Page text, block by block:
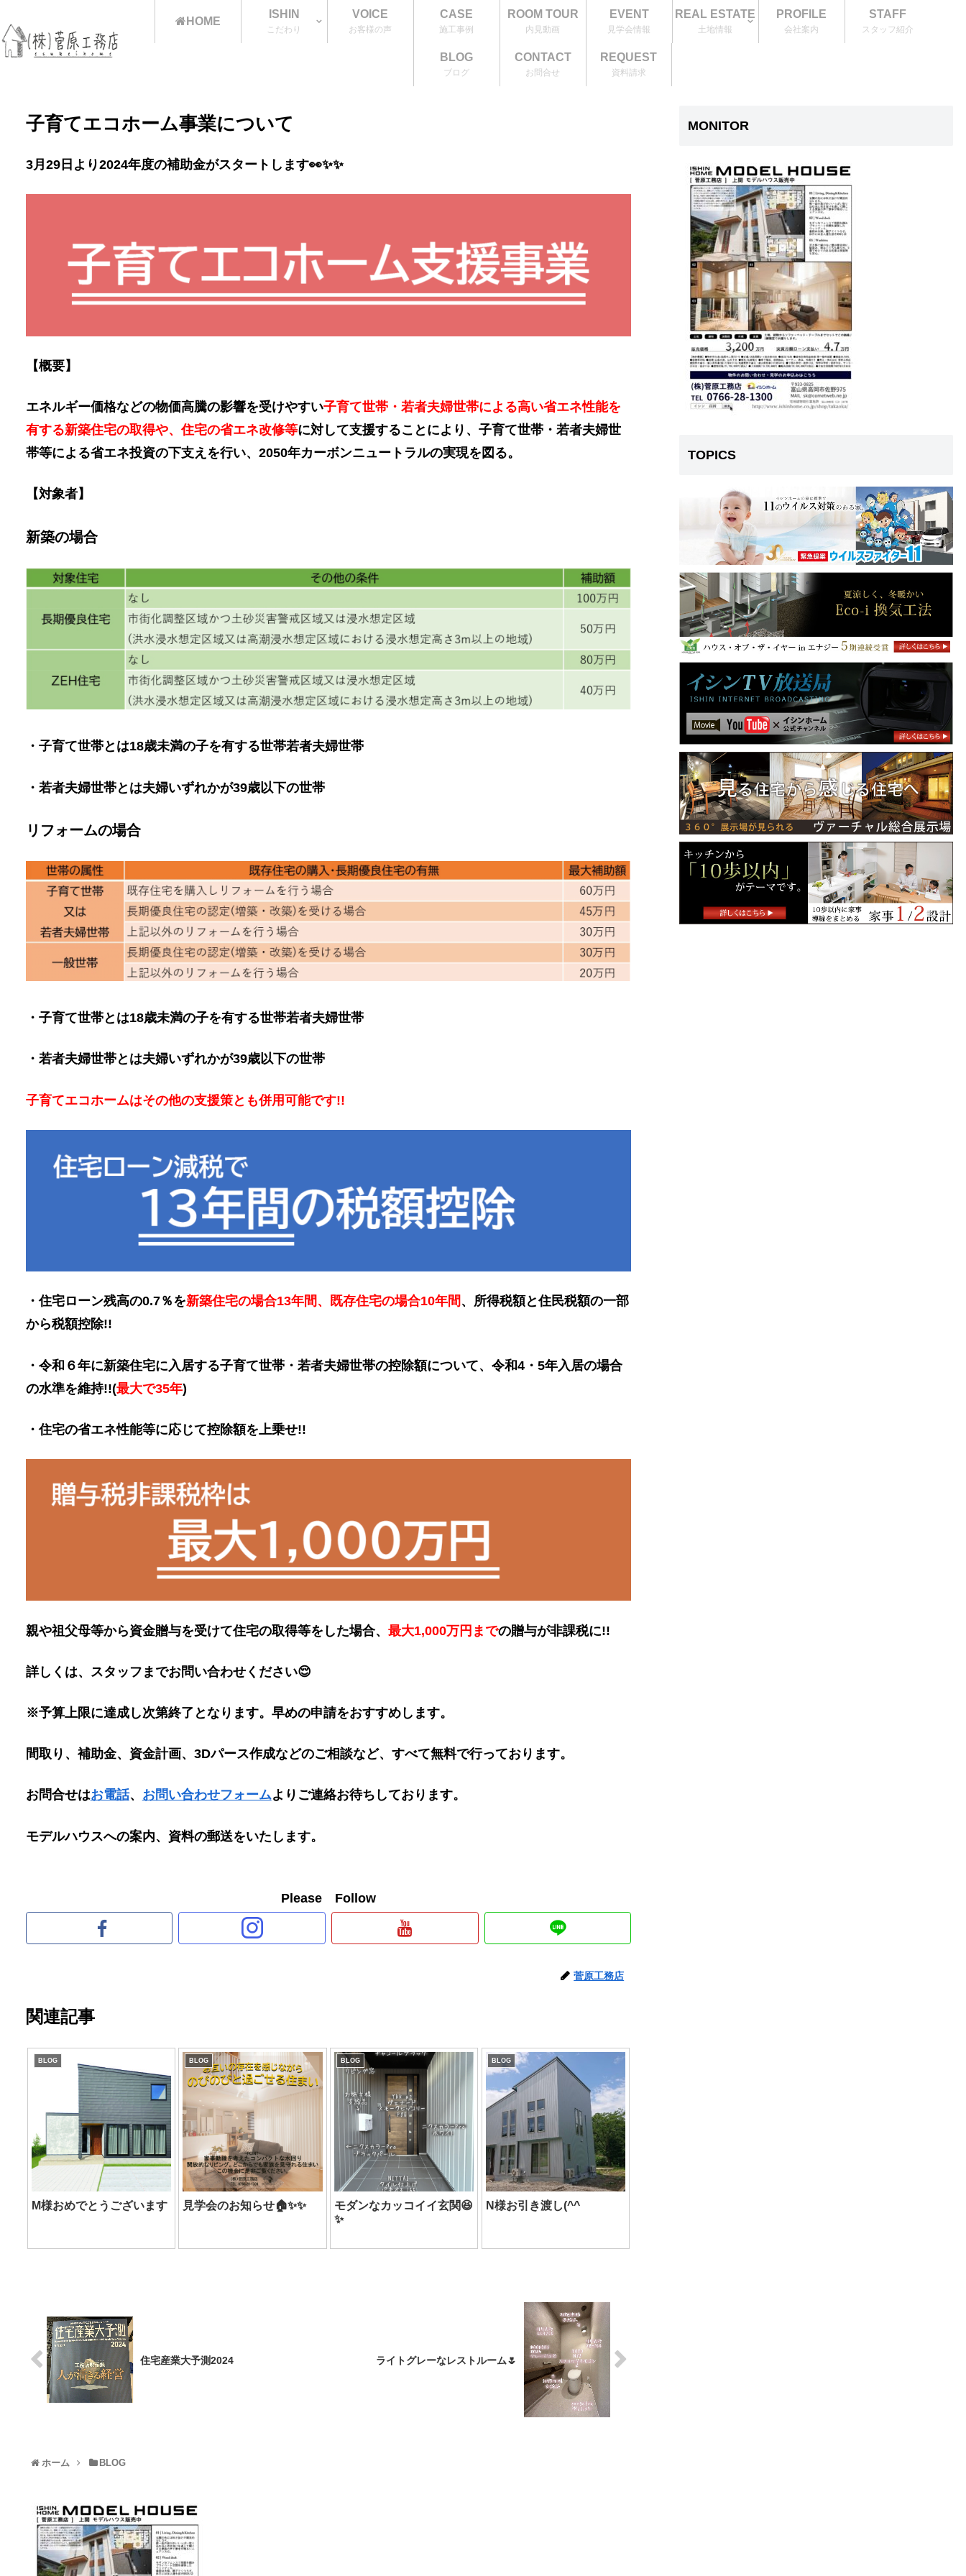
HOME
ISHIN
こだわり
VOICE
お客様の声
CASE
施工事例
ROOM TOUR
内見動画
EVENT
見学会情報
REAL ESTATE
土地情報
PROFILE
会社案内
STAFF
スタッフ紹介
BLOG
ブログ
CONTACT
お問合せ
REQUEST
資料請求
子育てエコホーム事業について
3月29日より2024年度の補助金がスタートします👀✨✨
【概要】
エネルギー価格などの物価高騰の影響を受けやすい子育て世帯・若者夫婦世帯による高い省エネ性能を
有する新築住宅の取得や、住宅の省エネ改修等に対して支援することにより、子育て世帯・若者夫婦世
帯等による省エネ投資の下支えを行い、2050年カーボンニュートラルの実現を図る。
【対象者】
新築の場合
・子育て世帯とは18歳未満の子を有する世帯若者夫婦世帯
・若者夫婦世帯とは夫婦いずれかが39歳以下の世帯
リフォームの場合
・子育て世帯とは18歳未満の子を有する世帯若者夫婦世帯
・若者夫婦世帯とは夫婦いずれかが39歳以下の世帯
子育てエコホームはその他の支援策とも併用可能です!!
・住宅ローン残高の0.7％を新築住宅の場合13年間、既存住宅の場合10年間、所得税額と住民税額の一部
から税額控除!!
・令和６年に新築住宅に入居する子育て世帯・若者夫婦世帯の控除額について、令和4・5年入居の場合
の水準を維持!!(最大で35年)
・住宅の省エネ性能等に応じて控除額を上乗せ!!
親や祖父母等から資金贈与を受けて住宅の取得等をした場合、 最大1,000万円までの贈与が非課税に!!
詳しくは、スタッフまでお問い合わせください😌
※予算上限に達成し次第終了となります。早めの申請をおすすめします。
間取り、補助金、資金計画、3Dパース作成などのご相談など、すべて無料で行っております。
お問合せはお電話、 お問い合わせフォームよりご連絡お待ちしております。
モデルハウスへの案内、資料の郵送をいたします。
Please Follow
菅原工務店
関連記事
BLOG
M様おめでとうございます
BLOG
見学会のお知らせ🏠✨✨
BLOG
モダンなカッコイイ玄関😆
✨
BLOG
N様お引き渡し(^^ゞ
住宅産業大予測2024 ライトグレーなレストルーム🌷
ホーム BLOG
MONITOR
TOPICS